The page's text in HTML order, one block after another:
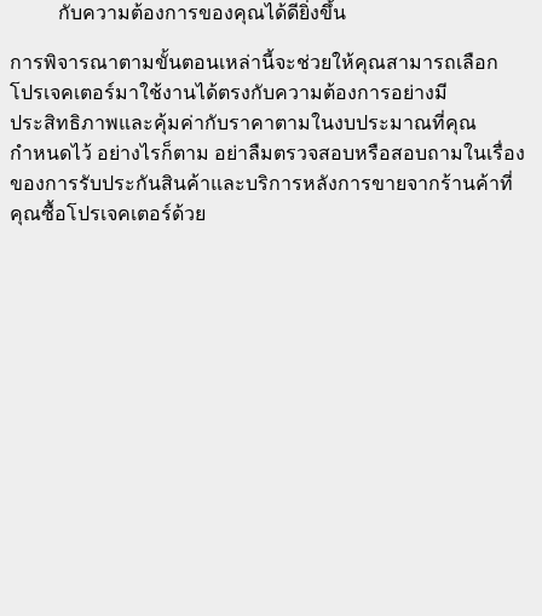
กับความต้องการของคุณได้ดียิ่งขึ้น
การพิจารณาตามขั้นตอนเหล่านี้จะช่วยให้คุณสามารถเลือก
โปรเจคเตอร์มาใช้งานได้ตรงกับความต้องการอย่างมี
ประสิทธิภาพและคุ้มค่ากับราคาตามในงบประมาณที่คุณ
กำหนดไว้ อย่างไรก็ตาม อย่าลืมตรวจสอบหรือสอบถามในเรื่อง
ของการรับประกันสินค้าและบริการหลังการขายจากร้านค้าที่
คุณซื้อโปรเจคเตอร์ด้วย